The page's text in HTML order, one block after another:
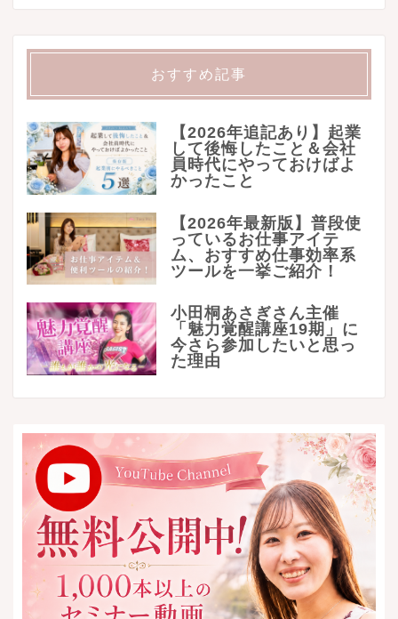
おすすめ記事
【2026年追記あり】起業
して後悔したこと＆会社
員時代にやっておけばよ
かったこと
【2026年最新版】普段使
っているお仕事アイテ
ム、おすすめ仕事効率系
ツールを一挙ご紹介！
小田桐あさぎさん主催
「魅力覚醒講座19期」に
今さら参加したいと思っ
た理由